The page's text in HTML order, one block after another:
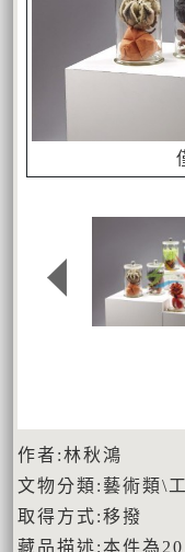
作者:林秋鴻
文物分類:藝術類\
取得方式:移撥
藏品描述:本件為